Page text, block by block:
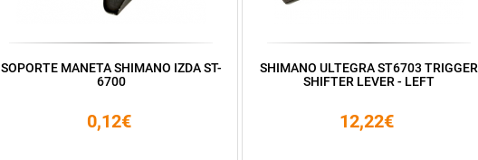
SOPORTE MANETA SHIMANO IZDA ST-
6700
0,12€
SHIMANO ULTEGRA ST6703 TRIGGER
SHIFTER LEVER - LEFT
12,22€